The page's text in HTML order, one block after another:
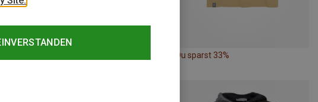
Du sparst 33%